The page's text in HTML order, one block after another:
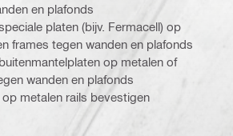
en plafonds
platen (bijv. Fermacell) op
frames tegen wanden en plafonds
op metalen of
wanden en plafonds
metalen rails bevestigen